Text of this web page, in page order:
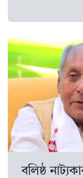
বলিষ্ঠ